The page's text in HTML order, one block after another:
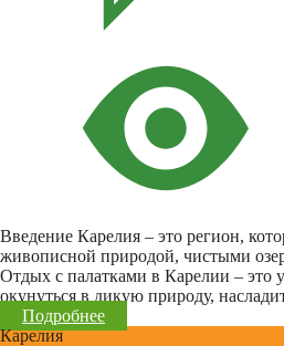
Введение Карелия – это регион,
живописной природой, чистыми
Отдых с палатками в Карелии – это
окунуться в дикую природу,
Подробнее
Карелия